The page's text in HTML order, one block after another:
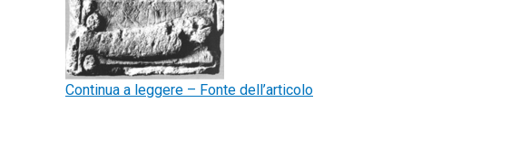
Continua a leggere – Fonte dell’articolo